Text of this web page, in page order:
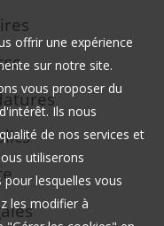
offrir une expérience
sur notre site.
vous proposer du
Ils nous
de nos services et
utiliserons
lesquelles vous
les modifier à